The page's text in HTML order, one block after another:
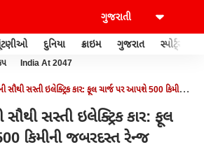
દુનિયા ક્રાઇમ ગુજરાત સ્પોર્ટ્સ
India At 2047
સૌથી સસ્તી ઇલેક્ટ્રિક કાર: ફૂલ ચાર્જ પર આપશે 500 કિમીની
સૌથી સસ્તી ઇલેક્ટ્રિક કાર: ફૂલ
કિમીની જબરદસ્ત રેન્જ